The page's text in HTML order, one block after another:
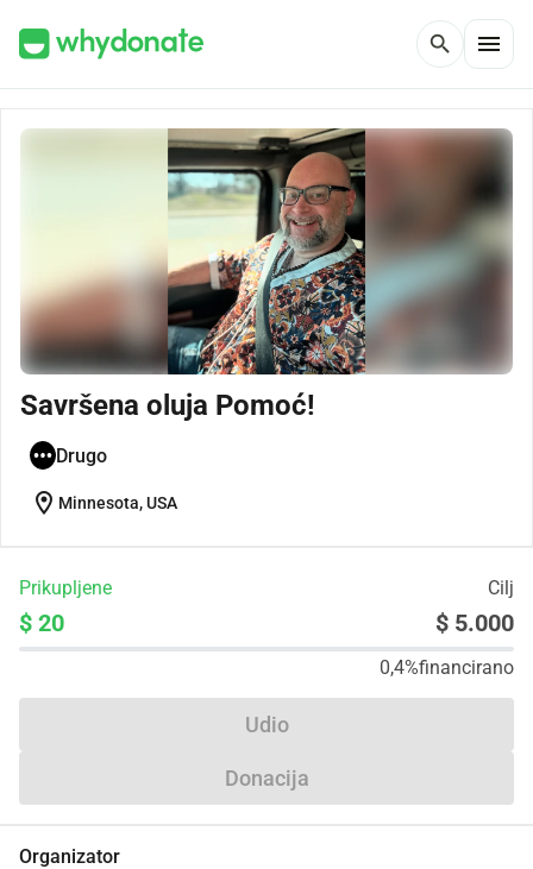
search menu
Savršena oluja Pomoć!
Drugo
location_on Minnesota, USA
Prikupljene Cilj
$ 20 $ 5.000
0,4%financirano
Udio
Donacija
Organizator